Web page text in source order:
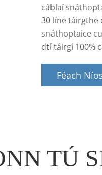
cáblaí
30 líne táirgthe
snáthoptaice
dtí táirgí 100%
Féach
TÚ